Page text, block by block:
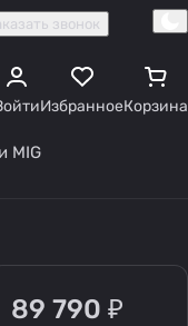
звонок
ИзбранноеКорзина
MIG
89 790 ₽